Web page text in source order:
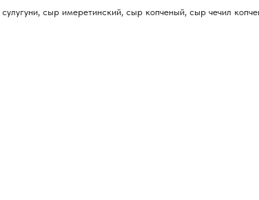
сыр имеретинский, сыр копченый, сыр чечил